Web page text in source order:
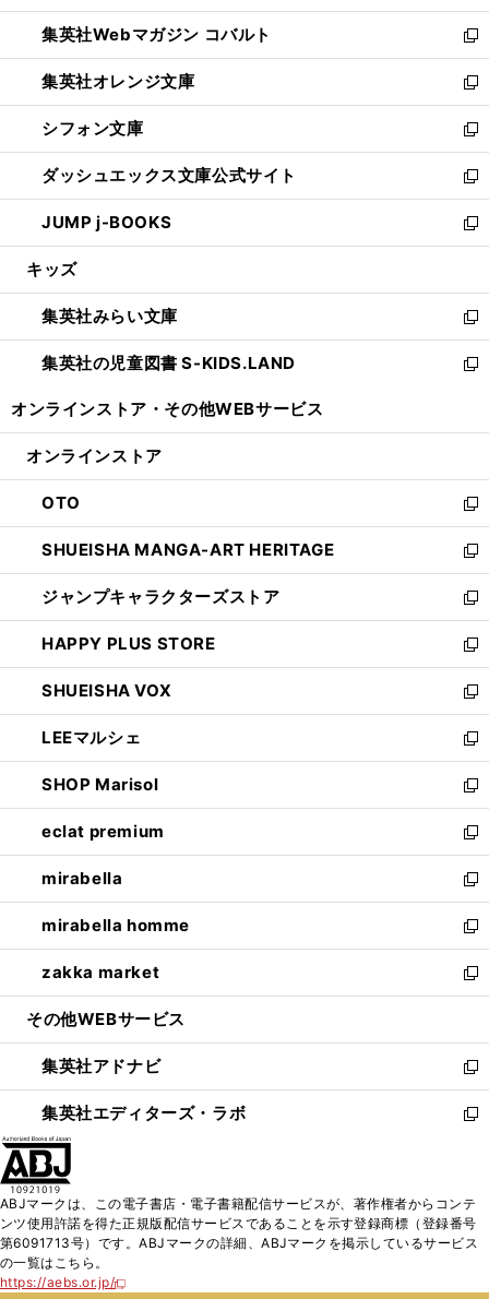
開
く
ウ
で
開
く
ン
ド
ウ
で
開
く
ウ
ィ
ン
ド
ウ
で
開
く
集英社Webマガジン コバルト
新
し
い
ウ
ィ
ン
ド
ウ
で
開
集英社オレンジ文庫
新
し
い
ウ
ィ
ン
ド
ウ
開
く
シフォン文庫
新
し
い
ウ
ィ
ン
ウ
で
開
く
ダッシュエックス文庫公式サイト
新
し
い
ウ
ン
ド
ウ
で
JUMP j-BOOKS
新
し
ウ
ィ
ン
ド
開
キッズ
集英社みらい文庫
新
し
い
ン
ウ
で
開
く
集英社の児童図書 S-KIDS.LAND
新
ウ
ン
ド
ウ
で
開
く
オンラインストア・ その他WEBサービス
オンラインストア
OTO
新
し
い
ウ
ィ
ン
ド
ウ
で
開
く
SHUEISHA MANGA-ART HERITAGE
新
し
い
ウ
ィ
ン
ド
ウ
で
開
く
ジャンプキャラクターズストア
新
し
い
ウ
ィ
ン
ド
ウ
で
開
く
HAPPY PLUS STORE
新
し
い
ウ
ィ
ン
ド
ウ
で
開
く
SHUEISHA VOX
新
し
い
ウ
ィ
ン
ド
ウ
で
開
く
LEEマルシェ
新
し
い
ウ
ィ
ン
ド
ウ
で
開
く
SHOP Marisol
新
し
い
ウ
ィ
ン
ド
ウ
で
開
eclat premium
新
し
い
ウ
ィ
ン
ド
ウ
開
く
mirabella
新
し
い
ウ
ィ
ン
ウ
で
開
く
mirabella homme
新
し
い
ウ
ン
ド
ウ
で
zakka market
新
し
ウ
ィ
ン
ド
く
その他WEBサービス
集英社アドナビ
新
し
い
ド
ウ
で
集英社エディターズ・ラボ
新
ィ
ン
ABJマークは、この電子書店・電子書籍配信サービスが、著作権者からコンテ
ンツ使用許諾を得た正規版配信サービスであることを示す登録商標（登録番号
第6091713号）です。ABJマークの詳細、ABJマークを掲示しているサービス
の一覧はこちら。
https://aebs.or.jp/
新